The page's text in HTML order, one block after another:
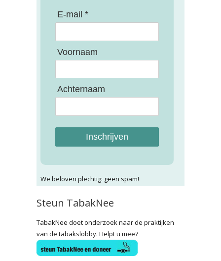
E-mail *
Voornaam
Achternaam
Inschrijven
We beloven plechtig: geen spam!
Steun TabakNee
TabakNee doet onderzoek naar de praktijken
van de tabakslobby. Helpt u mee?